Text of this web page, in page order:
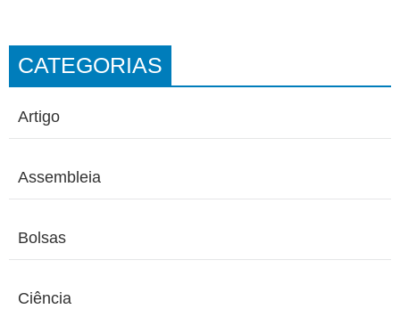
CATEGORIAS
Artigo
Assembleia
Bolsas
Ciência